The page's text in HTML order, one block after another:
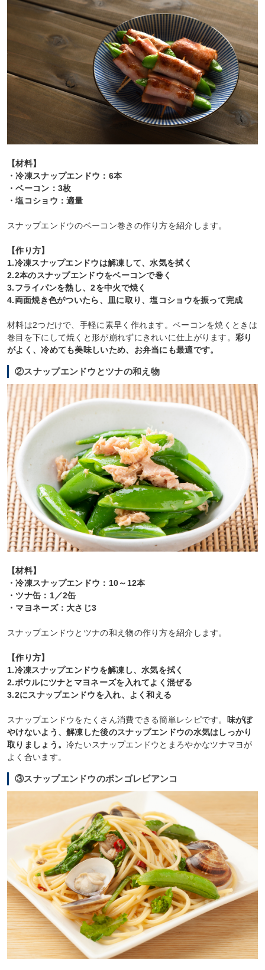
【材料】
・冷凍スナップエンドウ：6本
・ベーコン：3枚
・塩コショウ：適量
スナップエンドウのベーコン巻きの作り方を紹介します。
【作り方】
1.冷凍スナップエンドウは解凍して、水気を拭く
2.2本のスナップエンドウをベーコンで巻く
3.フライパンを熱し、2を中火で焼く
4.両面焼き色がついたら、皿に取り、塩コショウを振って完成
材料は2つだけで、手軽に素早く作れます。ベーコンを焼くときは
巻目を下にして焼くと形が崩れずにきれいに仕上がります。彩り
がよく、冷めても美味しいため、お弁当にも最適です。
②スナップエンドウとツナの和え物
【材料】
・冷凍スナップエンドウ：10～12本
・ツナ缶：1／2缶
・マヨネーズ：大さじ3
スナップエンドウとツナの和え物の作り方を紹介します。
【作り方】
1.冷凍スナップエンドウを解凍し、水気を拭く
2.ボウルにツナとマヨネーズを入れてよく混ぜる
3.2にスナップエンドウを入れ、よく和える
スナップエンドウをたくさん消費できる簡単レシピです。
味がぼ
やけないよう、解凍した後のスナップエンドウの水気はしっかり
取りましょう。冷たいスナップエンドウとまろやかなツナマヨが
よく合います。
③スナップエンドウのボンゴレビアンコ